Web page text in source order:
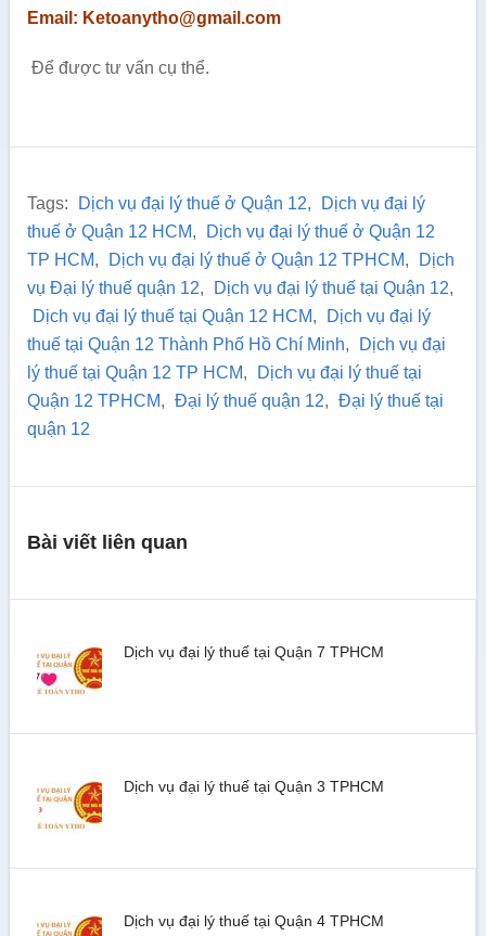
Email: Ketoanytho@gmail.com
Để được tư vấn cụ thể.
Tags: Dịch vụ đại lý thuế ở Quận 12,
Dịch vụ đại lý
thuế ở Quận 12 HCM,
Dịch vụ đại lý thuế ở Quận 12
TP HCM, Dịch vụ đại lý thuế ở Quận 12 TPHCM,
Dịch
vụ Đại lý thuế quận 12, Dịch vụ đại lý thuế tại Quận 12,
Dịch vụ đại lý thuế tại Quận 12 HCM,
Dịch vụ đại lý
thuế tại Quận 12 Thành Phố Hồ Chí Minh,
Dịch vụ đại
lý thuế tại Quận 12 TP HCM,
Dịch vụ đại lý thuế tại
Quận 12 TPHCM, Đại lý thuế quận 12, Đại lý thuế tại
quận 12
Bài viết liên quan
Dịch vụ đại lý thuế tại Quận 7 TPHCM
Dịch vụ đại lý thuế tại Quận 3 TPHCM
Dịch vụ đại lý thuế tại Quận 4 TPHCM